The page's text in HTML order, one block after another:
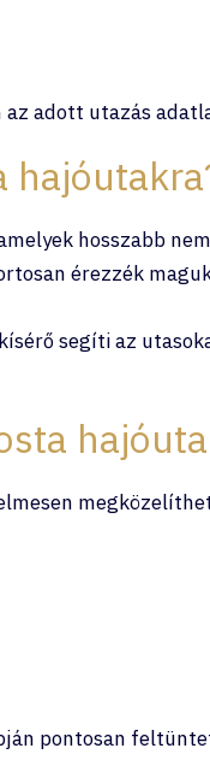
az adott utazás
hosszabb
érezzék
segíti az
pontosan